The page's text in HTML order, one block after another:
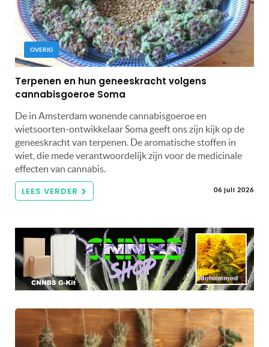
OVERIG
Terpenen en hun geneeskracht volgens
cannabisgoeroe Soma
De in Amsterdam wonende cannabisgoeroe en
wietsoorten-ontwikkelaar Soma geeft ons zijn kijk op de
geneeskracht van terpenen. De aromatische stoffen in
wiet, die mede verantwoordelijk zijn voor de medicinale
effecten van cannabis.
LEES VERDER 06 juli 2026